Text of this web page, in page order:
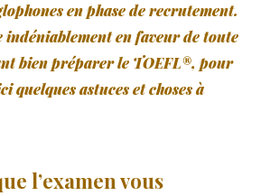
en phase de recrutement.
indéniablement en faveur de toute
bien préparer le TOEFL®, pour
quelques astuces et choses à
l’examen vous